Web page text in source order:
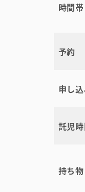
時間帯
予約
申し
託児
持ち物